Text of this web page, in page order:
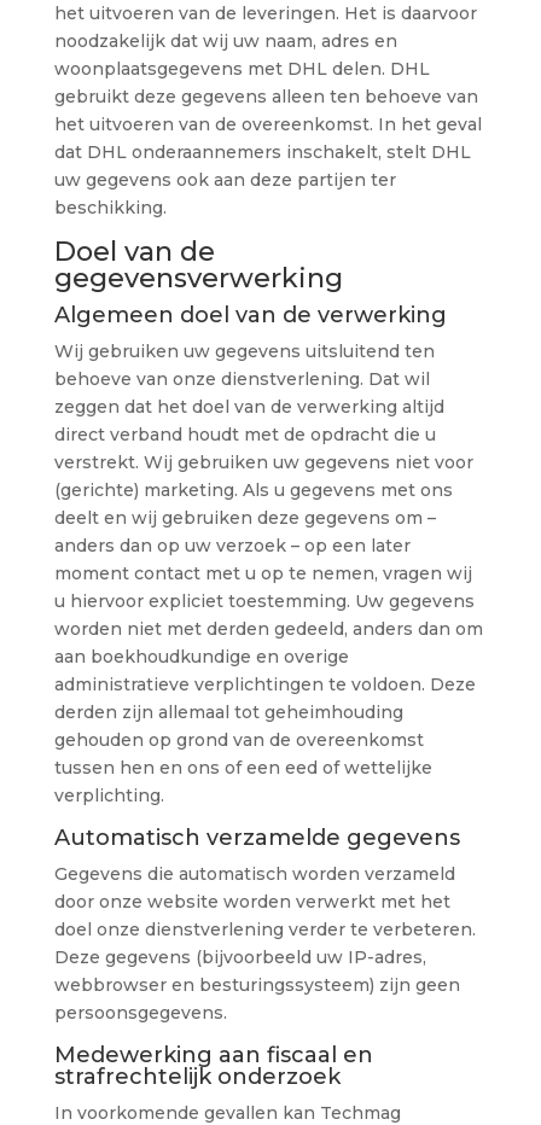
het uitvoeren van de leveringen. Het is daarvoor
noodzakelijk dat wij uw naam, adres en
woonplaatsgegevens met DHL delen. DHL
gebruikt deze gegevens alleen ten behoeve van
het uitvoeren van de overeenkomst. In het geval
dat DHL onderaannemers inschakelt, stelt DHL
uw gegevens ook aan deze partijen ter
beschikking.
Doel van de
gegevensverwerking
Algemeen doel van de verwerking
Wij gebruiken uw gegevens uitsluitend ten
behoeve van onze dienstverlening. Dat wil
zeggen dat het doel van de verwerking altijd
direct verband houdt met de opdracht die u
verstrekt. Wij gebruiken uw gegevens niet voor
(gerichte) marketing. Als u gegevens met ons
deelt en wij gebruiken deze gegevens om –
anders dan op uw verzoek – op een later
moment contact met u op te nemen, vragen wij
u hiervoor expliciet toestemming. Uw gegevens
worden niet met derden gedeeld, anders dan om
aan boekhoudkundige en overige
administratieve verplichtingen te voldoen. Deze
derden zijn allemaal tot geheimhouding
gehouden op grond van de overeenkomst
tussen hen en ons of een eed of wettelijke
verplichting.
Automatisch verzamelde gegevens
Gegevens die automatisch worden verzameld
door onze website worden verwerkt met het
doel onze dienstverlening verder te verbeteren.
Deze gegevens (bijvoorbeeld uw IP-adres,
webbrowser en besturingssysteem) zijn geen
persoonsgegevens.
Medewerking aan fiscaal en
strafrechtelijk onderzoek
In voorkomende gevallen kan Techmag